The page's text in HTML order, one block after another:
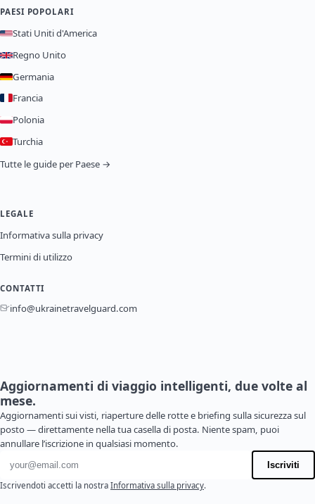
PAESI POPOLARI
Stati Uniti d'America
Regno Unito
Germania
Francia
Polonia
Turchia
Tutte le guide per Paese →
LEGALE
Informativa sulla privacy
Termini di utilizzo
CONTATTI
info@ukrainetravelguard.com
Aggiornamenti di viaggio intelligenti, due volte al
mese.
Aggiornamenti sui visti, riaperture delle rotte e briefing sulla sicurezza sul
posto — direttamente nella tua casella di posta. Niente spam, puoi
annullare l’iscrizione in qualsiasi momento.
Indirizzo email
Iscriviti
Iscrivendoti accetti la nostra Informativa sulla privacy.